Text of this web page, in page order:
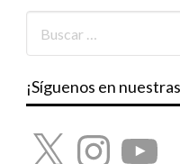
¡Síguenos en
X InstagramYouTube